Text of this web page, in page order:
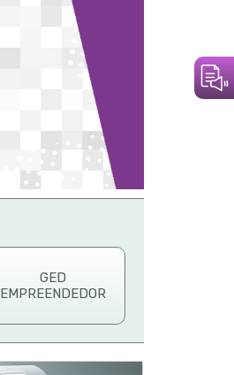
GED
EMPREENDEDOR